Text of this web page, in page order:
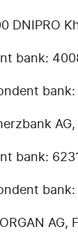
DNIPRO
bank:
bank:
bank:
bank:
AG,